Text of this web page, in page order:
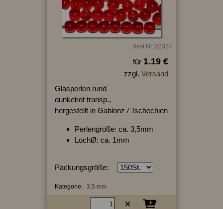
Best.Nr.:22324
für 1.19 €
zzgl. Versand
Glasperlen rund
dunkelrot transp.,
hergestellt in Gablonz / Tschechien
Perlengröße: ca. 3,5mm
LochØ: ca. 1mm
Packungsgröße:
Kategorie: 3,5 mm